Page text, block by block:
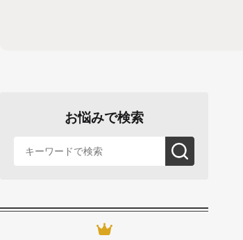
お悩みで検索